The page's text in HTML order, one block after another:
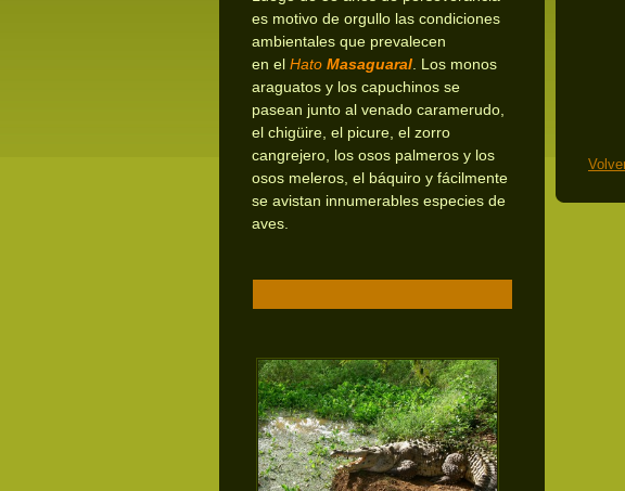
es motivo de orgullo las condiciones
ambientales que prevalecen
en el Hato Masaguaral . Los monos
araguatos y los capuchinos se
pasean junto al venado caramerudo,
el chigüire, el picure, el zorro
cangrejero, los osos palmeros y los
osos meleros, el báquiro y fácilmente
se avistan innumerables especies de
aves.